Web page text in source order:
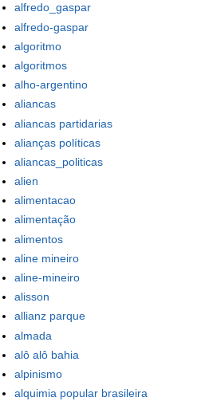
alfredo_gaspar
alfredo-gaspar
algoritmo
algoritmos
alho-argentino
aliancas
aliancas partidarias
alianças políticas
aliancas_politicas
alien
alimentacao
alimentação
alimentos
aline mineiro
aline-mineiro
alisson
allianz parque
almada
alô alô bahia
alpinismo
alquimia popular brasileira